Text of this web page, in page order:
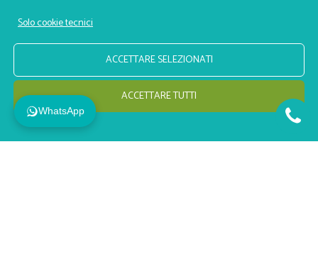
Privacy
Impressum
© maramo films 2026
WhatsApp
Solo cookie tecnici
ACCETTARE SELEZIONATI
ACCETTARE TUTTI